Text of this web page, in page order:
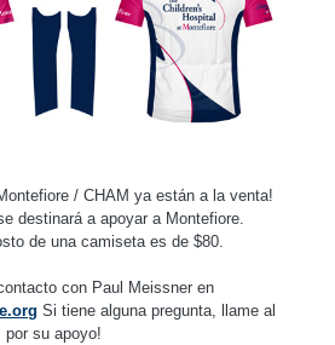
/ CHAM ya están a la venta!
destinará a apoyar a Montefiore.
de una camiseta es de $80.
con Paul Meissner en
Si tiene alguna pregunta, llame al
por su apoyo!